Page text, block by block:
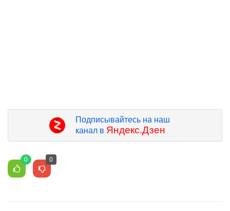
Подписывайтесь на наш
канал в Яндекс.Дзен
0 0